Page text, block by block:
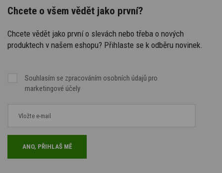
Chcete o všem vědět jako první?
Chcete vědět jako první o slevách nebo třeba o nových
produktech v našem eshopu? Přihlaste se k odběru novinek.
Souhlasím se zpracováním osobních údajů pro
marketingové účely